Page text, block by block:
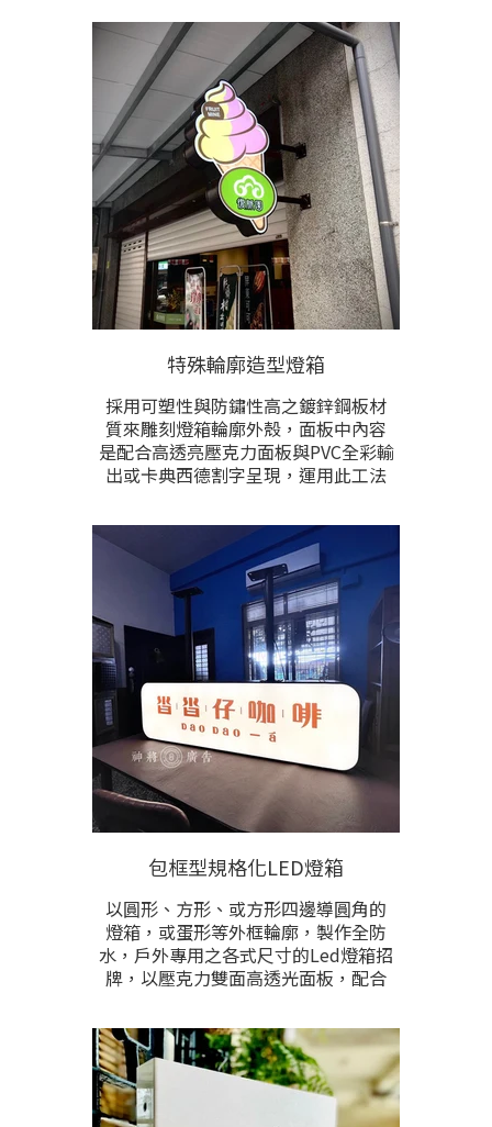
鐵鏽為鐵氧化物的統稱，通常為棕紅
色，由鐵和氧氣進行氧化還原反應而
生成。在不同的環境、氣候與加工方
式，會生成不同形式的鐵鏽。經由足
夠的時間，在氧氣和水充足的情況
下，鐵會完全氧化成鏽。因此完工前
會進行重複保護上漆，停止再鏽化，
維持最美的鏽鐵作品視覺。 價格根據
製作尺寸與雕刻內容多寡計算，提供
尺寸與雕刻內容後洽詢。
特殊輪廓造型燈箱
採用可塑性與防鏽性高之鍍鋅鋼板材
質來雕刻燈箱輪廓外殼，面板中內容
是配合高透亮壓克力面板與PVC全彩輸
出或卡典西德割字呈現，運用此工法
殊造型Led燈箱。內置節能高亮LED燈
源，防水耐用，全戶外適用。
文字、圖形、尺寸、顏色、樣式、安
裝方式完全根據需求訂製。敬請提供
製作尺寸與內容，配合安裝位置照片
洽詢
包框型規格化LED燈箱
以圓形、方形、或方形四邊導圓角的
燈箱，或蛋形等外框輪廓，製作全防
水，戶外專用之各式尺寸的Led燈箱招
牌，以壓克力雙面高透光面板，配合
30公分至90公分等各尺寸的專利精緻
型防水Led招牌，供應電壓可選擇
110/220v或全電壓。
鐵件預設為黑/白色，亦可額外烤漆為
其他指定顏色，延伸支架與安裝底